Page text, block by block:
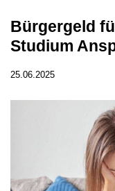
Bürgergeld
Studium
25.06.2025